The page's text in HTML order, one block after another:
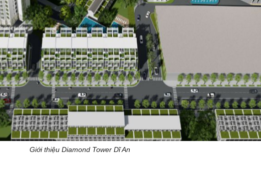
Giới thiệu Diamond Tower Dĩ An